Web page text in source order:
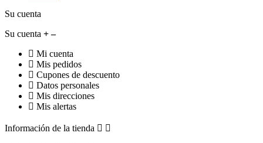
Su cuenta
Su cuenta
Mi cuenta
Mis pedidos
Cupones de descuento
Datos personales
Mis direcciones
Mis alertas
Información de la tienda  